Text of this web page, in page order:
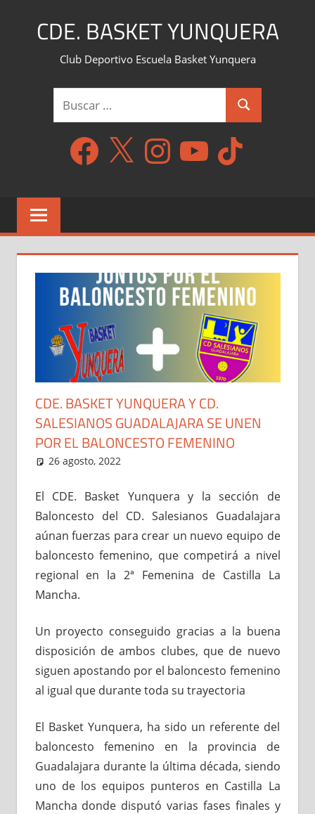
CDE. BASKET YUNQUERA
Club Deportivo Escuela Basket Yunquera
Buscar:
Buscar
Facebook
X InstagramYouTube TikTok
CDE. BASKET YUNQUERA Y CD.
SALESIANOS GUADALAJARA SE UNEN
POR EL BALONCESTO FEMENINO
26 agosto, 2022
El CDE. Basket Yunquera y la sección de
Baloncesto del CD. Salesianos Guadalajara
aúnan fuerzas para crear un nuevo equipo de
baloncesto femenino, que competirá a nivel
regional en la 2ª Femenina de Castilla La
Mancha.
Un proyecto conseguido gracias a la buena
disposición de ambos clubes, que de nuevo
siguen apostando por el baloncesto femenino
al igual que durante toda su trayectoria
El Basket Yunquera, ha sido un referente del
baloncesto femenino en la provincia de
Guadalajara durante la última década, siendo
uno de los equipos punteros en Castilla La
Mancha donde disputó varias fases finales y